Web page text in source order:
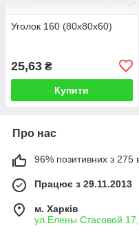
Уголок 160 (80х80х60)
25,63 ₴
Купити
Про нас
96% позитивних з 275
Працює з 29.11.2013
м. Харків
ул.Елены Стасовой 17,